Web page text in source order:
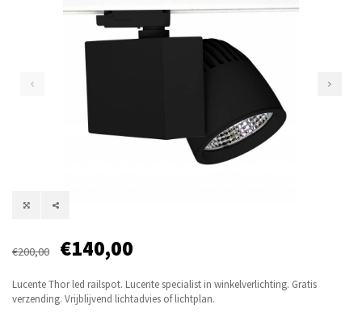
€200,00 €140,00
Lucente Thor led railspot. Lucente specialist in winkelverlichting. Gratis
verzending. Vrijblijvend lichtadvies of lichtplan.